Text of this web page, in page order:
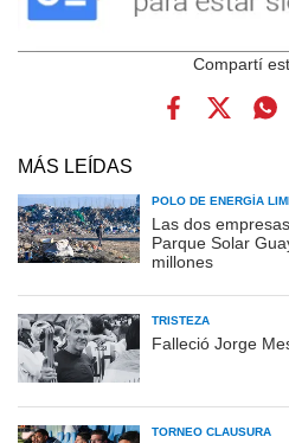
MÁS LEÍDAS
POLO DE ENERGÍA
Las dos
Parque Solar
millones
TRISTEZA
Falleció Jorge
TORNEO CLAUSURA